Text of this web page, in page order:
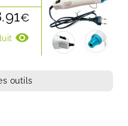
€
visibility
outils